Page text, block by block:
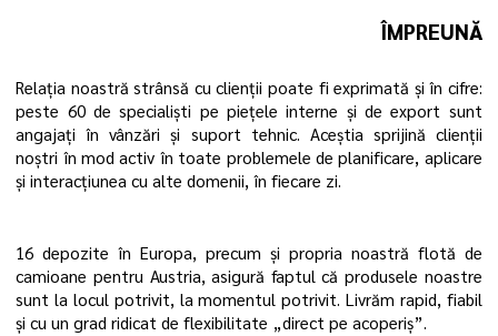
ÎMPREUNĂ
Relația noastră strânsă cu clienții poate fi exprimată și în cifre:
peste 60 de specialiști pe piețele interne și de export sunt
angajați în vânzări și suport tehnic. Aceștia sprijină clienții
noștri în mod activ în toate problemele de planificare, aplicare
și interacțiunea cu alte domenii, în fiecare zi.
16 depozite în Europa, precum și propria noastră flotă de
camioane pentru Austria, asigură faptul că produsele noastre
sunt la locul potrivit, la momentul potrivit. Livrăm rapid, fiabil
și cu un grad ridicat de flexibilitate „direct pe acoperiș”.